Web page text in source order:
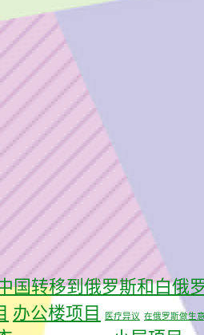
国转移到俄罗斯和白俄
办公楼项目 医疗异议 在俄罗斯做生意